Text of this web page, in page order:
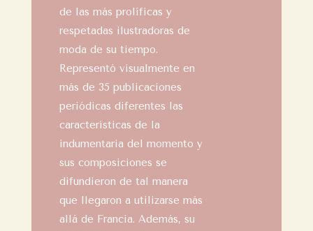
de las más prolíficas y
respetadas ilustradoras de
moda de su tiempo.
Representó visualmente en
más de 35 publicaciones
periódicas diferentes las
características de la
indumentaria del momento y
sus composiciones se
difundieron de tal manera
que llegaron a utilizarse más
allá de Francia. Además, su